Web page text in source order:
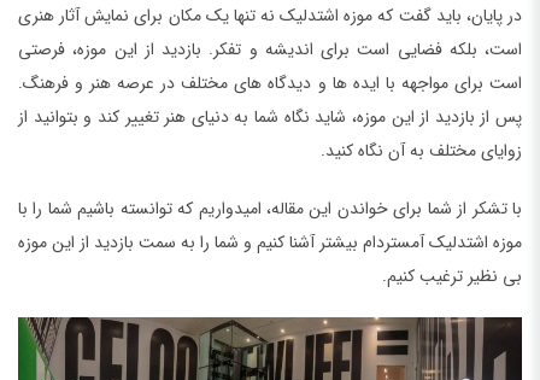
در پایان، باید گفت که موزه اشتدلیک نه تنها یک مکان برای نمایش آثار هنری
است، بلکه فضایی است برای اندیشه و تفکر. بازدید از این موزه، فرصتی
است برای مواجهه با ایده ها و دیدگاه های مختلف در عرصه هنر و فرهنگ.
پس از بازدید از این موزه، شاید نگاه شما به دنیای هنر تغییر کند و بتوانید از
زوایای مختلف به آن نگاه کنید.
با تشکر از شما برای خواندن این مقاله، امیدواریم که توانسته باشیم شما را با
موزه اشتدلیک آمستردام بیشتر آشنا کنیم و شما را به سمت بازدید از این موزه
بی نظیر ترغیب کنیم.